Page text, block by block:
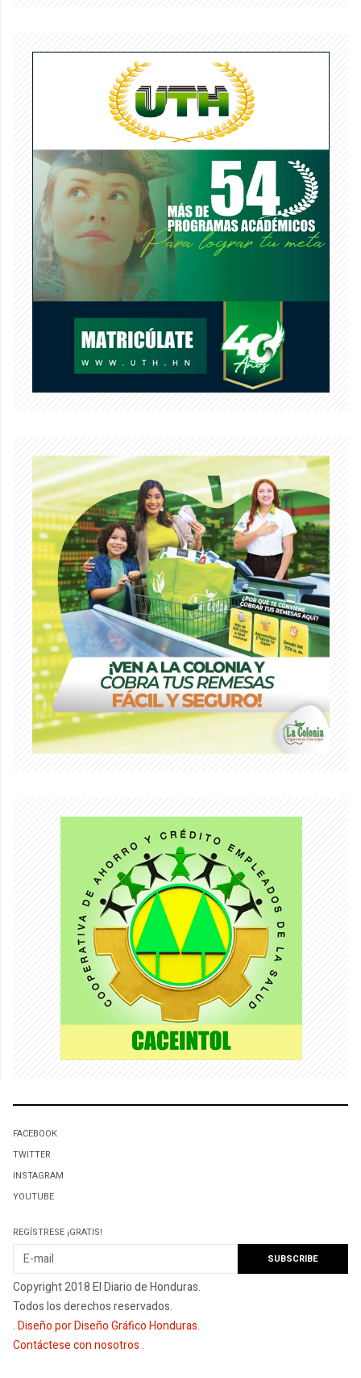
FACEBOOK
TWITTER
INSTAGRAM
YOUTUBE
REGÍSTRESE ¡GRATIS!
Copyright 2018 El Diario de Honduras.
Todos los derechos reservados.
.Diseño por Diseño Gráfico Honduras.
Contáctese con nosotros.